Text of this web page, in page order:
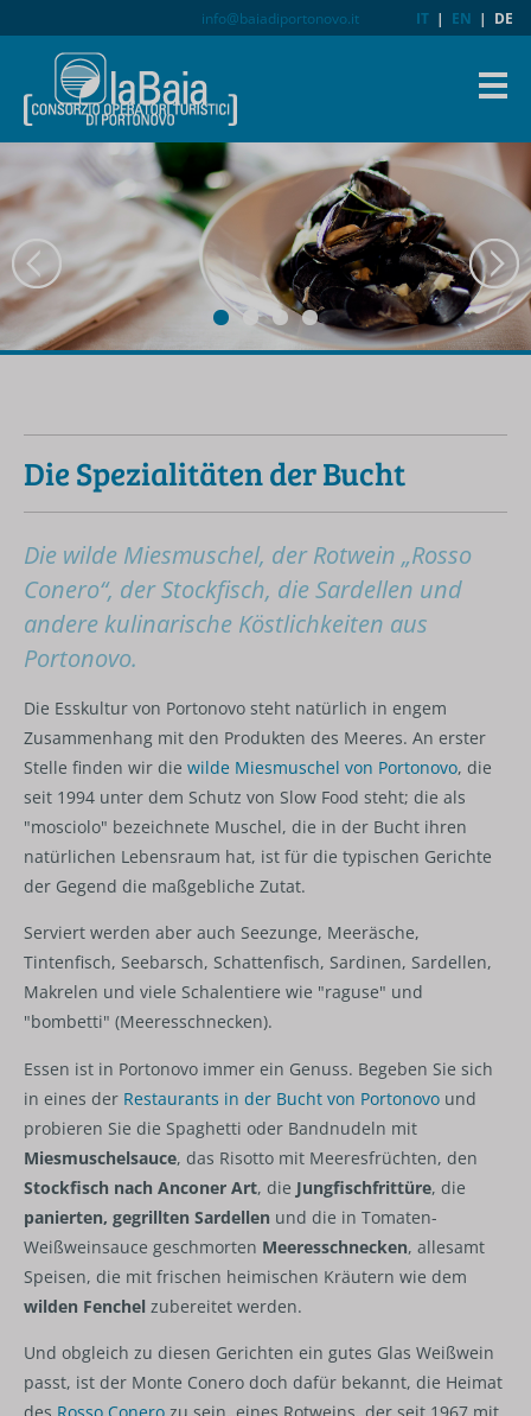
info@baiadiportonovo.it IT | EN | DE
Die Spezialitäten der Bucht
Die wilde Miesmuschel, der Rotwein „Rosso
Conero“, der Stockfisch, die Sardellen und
andere kulinarische Köstlichkeiten aus
Portonovo.
Die Esskultur von Portonovo steht natürlich in engem
Zusammenhang mit den Produkten des Meeres. An erster
Stelle finden wir die wilde Miesmuschel von Portonovo, die
seit 1994 unter dem Schutz von Slow Food steht; die als
"mosciolo" bezeichnete Muschel, die in der Bucht ihren
natürlichen Lebensraum hat, ist für die typischen Gerichte
der Gegend die maßgebliche Zutat.
Serviert werden aber auch Seezunge, Meeräsche,
Tintenfisch, Seebarsch, Schattenfisch, Sardinen, Sardellen,
Makrelen und viele Schalentiere wie "raguse" und
"bombetti" (Meeresschnecken).
Essen ist in Portonovo immer ein Genuss. Begeben Sie sich
in eines der Restaurants in der Bucht von Portonovo und
probieren Sie die Spaghetti oder Bandnudeln mit
Miesmuschelsauce, das Risotto mit Meeresfrüchten, den
Stockfisch nach Anconer Art, die Jungfischfrittüre, die
panierten, gegrillten Sardellen und die in Tomaten-
Weißweinsauce geschmorten Meeresschnecken, allesamt
Speisen, die mit frischen heimischen Kräutern wie dem
wilden Fenchel zubereitet werden.
Und obgleich zu diesen Gerichten ein gutes Glas Weißwein
passt, ist der Monte Conero doch dafür bekannt, die Heimat